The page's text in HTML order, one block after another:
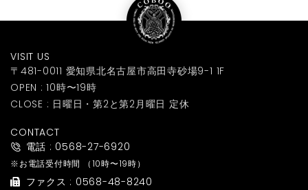
VISIT US
〒481-0011 愛知県北名古屋市高田寺砂場9-1 1F
OPEN : 10時〜19時
CLOSE : 日曜日・第2と第2月曜日 定休
CONTACT
電話 : 0568-27-6920
※お電話受付時間 （10時〜19時）
ファクス : 0568-48-8240